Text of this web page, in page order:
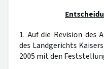
1. Auf die Revision des
des Landgerichts
2005 mit den